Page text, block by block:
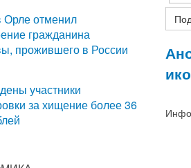
Орле отменил
гражданина
прожившего в России
участники
за хищение более 36